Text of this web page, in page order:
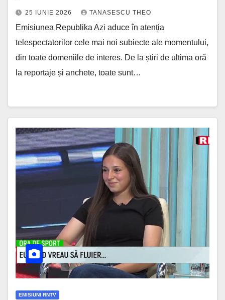
25 IUNIE 2026 TANASESCU THEO
Emisiunea Republika Azi aduce în atenția
telespectatorilor cele mai noi subiecte ale momentului,
din toate domeniile de interes. De la știri de ultima oră
la reportaje și anchete, toate sunt…
EMISIUNI RNTV